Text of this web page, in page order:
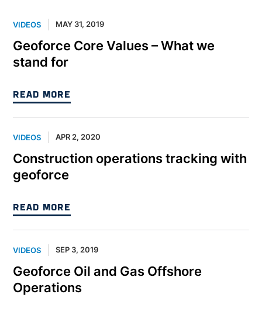
VIDEOS MAY 31, 2019
Geoforce Core Values – What we
stand for
READ MORE
VIDEOS APR 2, 2020
Construction operations tracking with
geoforce
READ MORE
VIDEOS SEP 3, 2019
Geoforce Oil and Gas Offshore
Operations